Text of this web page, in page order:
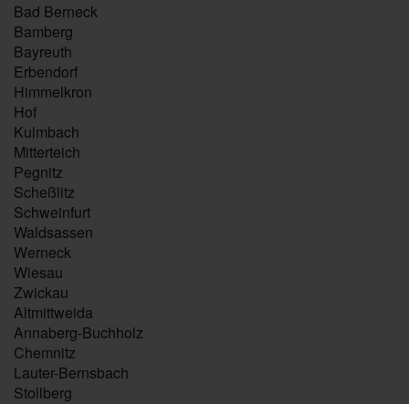
Bad Berneck
Bamberg
Bayreuth
Erbendorf
Himmelkron
Hof
Kulmbach
Mitterteich
Pegnitz
Scheßlitz
Schweinfurt
Waldsassen
Werneck
Wiesau
Zwickau
Altmittweida
Annaberg-Buchholz
Chemnitz
Lauter-Bernsbach
Stollberg